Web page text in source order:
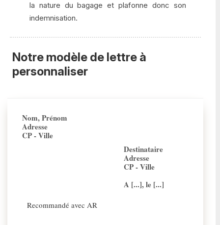
la nature du bagage et plafonne donc son
indemnisation.
Notre modèle de lettre à
personnaliser
Nom, Prénom
Adresse
CP - Ville
Destinataire
Adresse
CP - Ville
A [...], le [...]
Recommandé avec AR